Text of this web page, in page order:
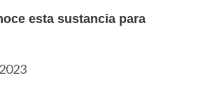
esta sustancia para